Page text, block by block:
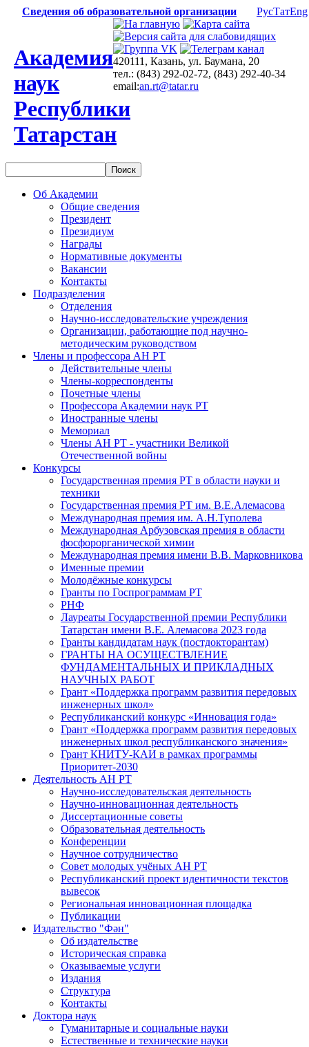
Сведения об образовательной организации РусТатEng
Академия
наук
Республики
Татарстан
420111, Казань, ул. Баумана, 20
тел.: (843) 292-02-72, (843) 292-40-34
email:an.rt@tatar.ru
Об Академии
Общие сведения
Президент
Президиум
Награды
Нормативные документы
Вакансии
Контакты
Подразделения
Отделения
Научно-исследовательские учреждения
Организации, работающие под научно-
методическим руководством
Члены и профессора АН РТ
Действительные члены
Члены-корреспонденты
Почетные члены
Профессора Академии наук РТ
Иностранные члены
Мемориал
Члены АН РТ - участники Великой
Отечественной войны
Конкурсы
Государственная премия РТ в области науки и
техники
Государственная премия РТ им. В.Е.Алемасова
Международная премия им. А.Н.Туполева
Международная Арбузовская премия в области
фосфорорганической химии
Международная премия имени В.В. Марковникова
Именные премии
Молодёжные конкурсы
Гранты по Госпрограммам РТ
РНФ
Лауреаты Государственной премии Республики
Татарстан имени В.Е. Алемасова 2023 года
Гранты кандидатам наук (постдокторантам)
ГРАНТЫ НА ОСУЩЕСТВЛЕНИЕ
ФУНДАМЕНТАЛЬНЫХ И ПРИКЛАДНЫХ
НАУЧНЫХ РАБОТ
Грант «Поддержка программ развития передовых
инженерных школ»
Республиканский конкурс «Инновация года»
Грант «Поддержка программ развития передовых
инженерных школ республиканского значения»
Грант КНИТУ-КАИ в рамках программы
Приоритет-2030
Деятельность АН РТ
Научно-исследовательская деятельность
Научно-инновационная деятельность
Диссертационные советы
Образовательная деятельность
Конференции
Научное сотрудничество
Совет молодых учёных АН РТ
Республиканский проект идентичности текстов
вывесок
Региональная инновационная площадка
Публикации
Издательство "Фән"
Об издательстве
Историческая справка
Оказываемые услуги
Издания
Структура
Контакты
Доктора наук
Гуманитарные и социальные науки
Естественные и технические науки